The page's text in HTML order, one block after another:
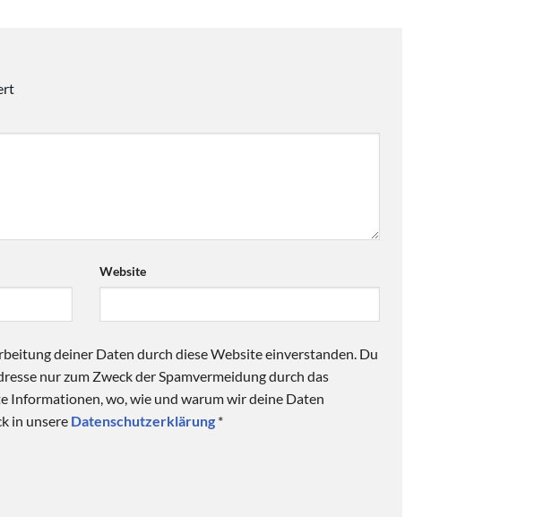
Website
deiner Daten durch diese Website einverstanden. Du
nur zum Zweck der Spamvermeidung durch das
Informationen, wo, wie und warum wir deine Daten
in unsere Datenschutzerklärung *